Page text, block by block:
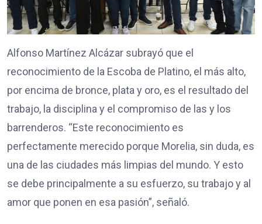
Alfonso Martínez Alcázar subrayó que el
reconocimiento de la Escoba de Platino, el más alto,
por encima de bronce, plata y oro, es el resultado del
trabajo, la disciplina y el compromiso de las y los
barrenderos. “Este reconocimiento es
perfectamente merecido porque Morelia, sin duda, es
una de las ciudades más limpias del mundo. Y esto
se debe principalmente a su esfuerzo, su trabajo y al
amor que ponen en esa pasión”, señaló.